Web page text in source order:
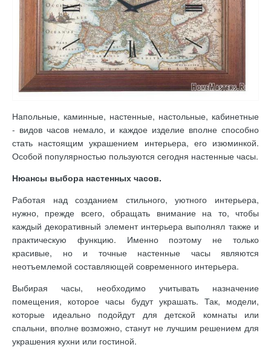
Напольные, каминные, настенные, настольные, кабинетные
- видов часов немало, и каждое изделие вполне способно
стать настоящим украшением интерьера, его изюминкой.
Особой популярностью пользуются сегодня настенные часы.
Нюансы выбора настенных часов.
Работая над созданием стильного, уютного интерьера,
нужно, прежде всего, обращать внимание на то, чтобы
каждый декоративный элемент интерьера выполнял также и
практическую функцию. Именно поэтому не только
красивые, но и точные настенные часы являются
неотъемлемой составляющей современного интерьера.
Выбирая часы, необходимо учитывать назначение
помещения, которое часы будут украшать. Так, модели,
которые идеально подойдут для детской комнаты или
спальни, вполне возможно, станут не лучшим решением для
украшения кухни или гостиной.